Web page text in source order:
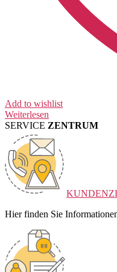
Add to wishlist
Weiterlesen
SERVICE ZENTRUM
Hier finden Sie